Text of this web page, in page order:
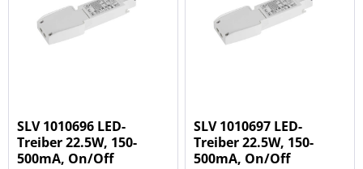
SLV 1010696 LED-
Treiber 22.5W, 150-
500mA, On/Off
SLV 1010697 LED-
Treiber 22.5W, 150-
500mA, On/Off